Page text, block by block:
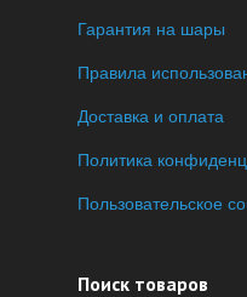
Гарантия на шары
Правила
Доставка и оплата
Политика
Пользовательское
Поиск товаров